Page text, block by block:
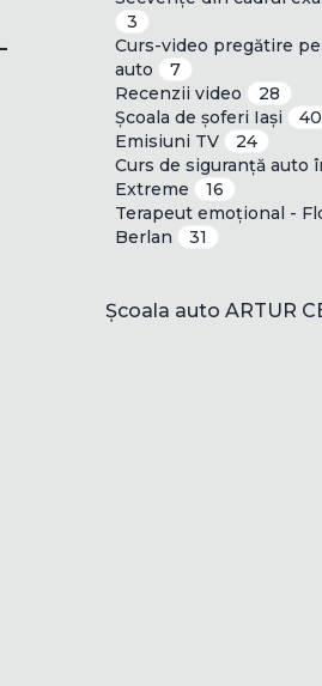
3
Curs-video pregătire
auto
7
Recenzii video
28
Școala de șoferi Iași
40
Emisiuni TV
24
Curs de siguranță auto
Extreme
16
Terapeut emoțional -
Berlan
31
Școala auto ARTUR